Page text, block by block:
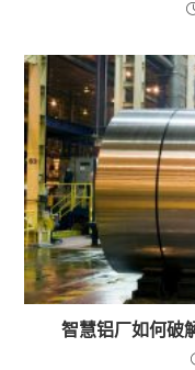
智慧铝厂如何破